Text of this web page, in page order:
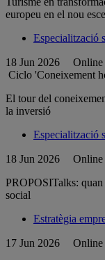
europeu en el nou
Especialització
18 Jun 2026
Online
Ciclo 'Coneixement
El tour del
la inversió
Especialització
18 Jun 2026
Online
PROPOSITalks: quan
social
Estratègia
17 Jun 2026
Online